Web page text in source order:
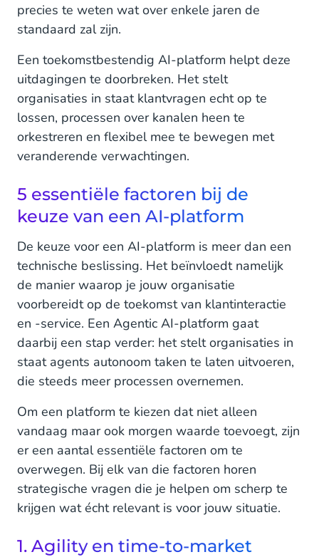
precies te weten wat over enkele jaren de
standaard zal zijn.
Een toekomstbestendig AI-platform helpt deze
uitdagingen te doorbreken. Het stelt
organisaties in staat klantvragen echt op te
lossen, processen over kanalen heen te
orkestreren en flexibel mee te bewegen met
veranderende verwachtingen.
5 essentiële factoren bij de
keuze van een AI-platform
De keuze voor een AI-platform is meer dan een
technische beslissing. Het beïnvloedt namelijk
de manier waarop je jouw organisatie
voorbereidt op de toekomst van klantinteractie
en -service. Een Agentic AI-platform gaat
daarbij een stap verder: het stelt organisaties in
staat agents autonoom taken te laten uitvoeren,
die steeds meer processen overnemen.
Om een platform te kiezen dat niet alleen
vandaag maar ook morgen waarde toevoegt, zijn
er een aantal essentiële factoren om te
overwegen. Bij elk van die factoren horen
strategische vragen die je helpen om scherp te
krijgen wat écht relevant is voor jouw situatie.
1. Agility en time-to-market